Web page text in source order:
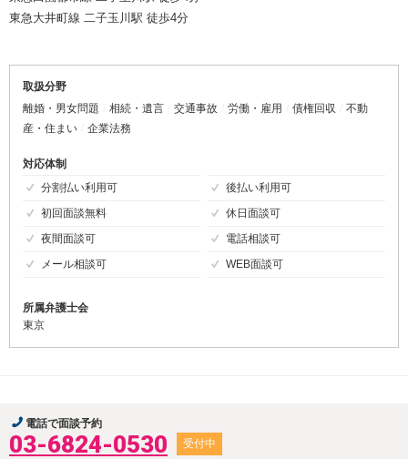
東急大井町線 二子玉川駅 徒歩4分
取扱分野
離婚・男女問題
相続・遺言 交通事故 労働・雇用 債権回収
不動
産・住まい
企業法務
対応体制
分割払い利用可
後払い利用可
初回面談無料
休日面談可
夜間面談可
電話相談可
メール相談可
WEB面談可
所属弁護士会
東京
電話で面談予約
03-6824-0530 受付中